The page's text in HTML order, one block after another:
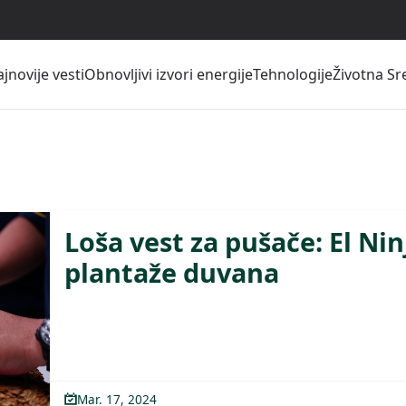
vestiObnovljivi izvori energijeTehnologijeŽivotna
Loša vest za pušače: El
plantaže duvana
Mar. 17, 2024